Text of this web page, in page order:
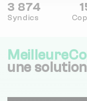
3 874
Syndics
une